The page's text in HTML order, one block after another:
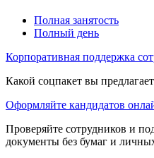
Полная занятость
Полный день
Корпоративная поддержка
Какой соцпакет вы
Оформляйте кандидатов
Проверяйте сотрудников и
документы без бумаг и